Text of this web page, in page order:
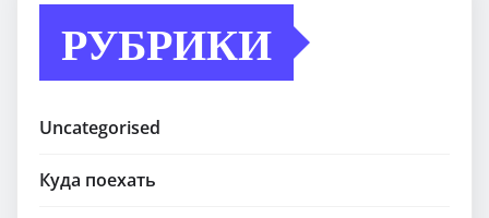
РУБРИКИ
Uncategorised
Куда поехать